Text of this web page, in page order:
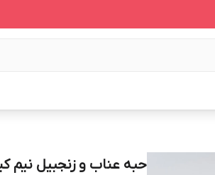
حبه عناب و زنجبیل نیم